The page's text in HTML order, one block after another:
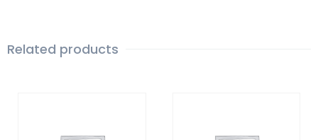
Related products